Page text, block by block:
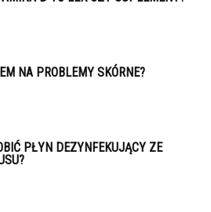
NA PROBLEMY SKÓRNE?
PŁYN DEZYNFEKUJĄCY ZE